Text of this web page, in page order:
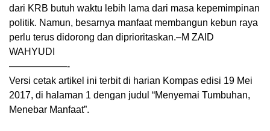
dari KRB butuh waktu lebih lama dari masa kepemimpinan
politik. Namun, besarnya manfaat membangun kebun raya
perlu terus didorong dan diprioritaskan.–M ZAID
WAHYUDI
——————-
Versi cetak artikel ini terbit di harian Kompas edisi 19 Mei
2017, di halaman 1 dengan judul “Menyemai Tumbuhan,
Menebar Manfaat”.